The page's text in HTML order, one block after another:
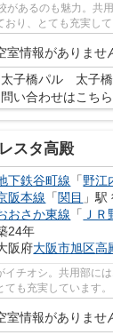
があるのも魅力。共
おり、とても充実し
室情報がありませ
太子橋パル 太子
い合わせはこちら
スタ高殿
下鉄谷町線 「野江
阪本線 「関目 」
おさか東線 「 ＪＲ
24年
阪府大阪市旭区高
イチオシ。共用部に
ても充実しています
をよく使...
室情報がありませ